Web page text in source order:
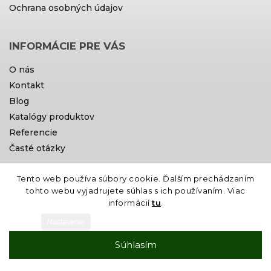
Tento web používa súbory cookie. Ďalším prechádzaním
tohto webu vyjadrujete súhlas s ich používaním. Viac
informáciítu
Súhlasím
Ochrana osobných údajov
INFORMÁCIE PRE VÁS
O nás
Kontakt
Blog
Katalógy produktov
Referencie
Časté otázky
Doprava a platby
Vytvoril Shoptet Copyright 2026Gardin. Všetky práva